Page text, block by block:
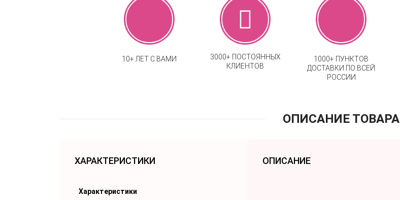
10+ ЛЕТ С ВАМИ
3000+ ПОСТОЯННЫХ
КЛИЕНТОВ
1000+ ПУНКТОВ
ДОСТАВКИ ПО ВСЕЙ
РОССИИ
ОПИСАНИЕ ТОВАРА
ХАРАКТЕРИСТИКИ
Характеристики
ОПИСАНИЕ